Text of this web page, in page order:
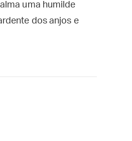
uma humilde
dos anjos e